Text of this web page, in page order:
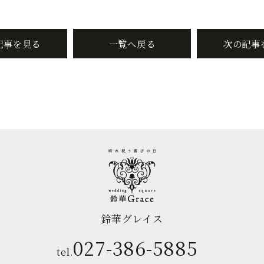
事を見る 一覧へ戻る 次の記事
鈴華グレイス
tel.027-386-5885